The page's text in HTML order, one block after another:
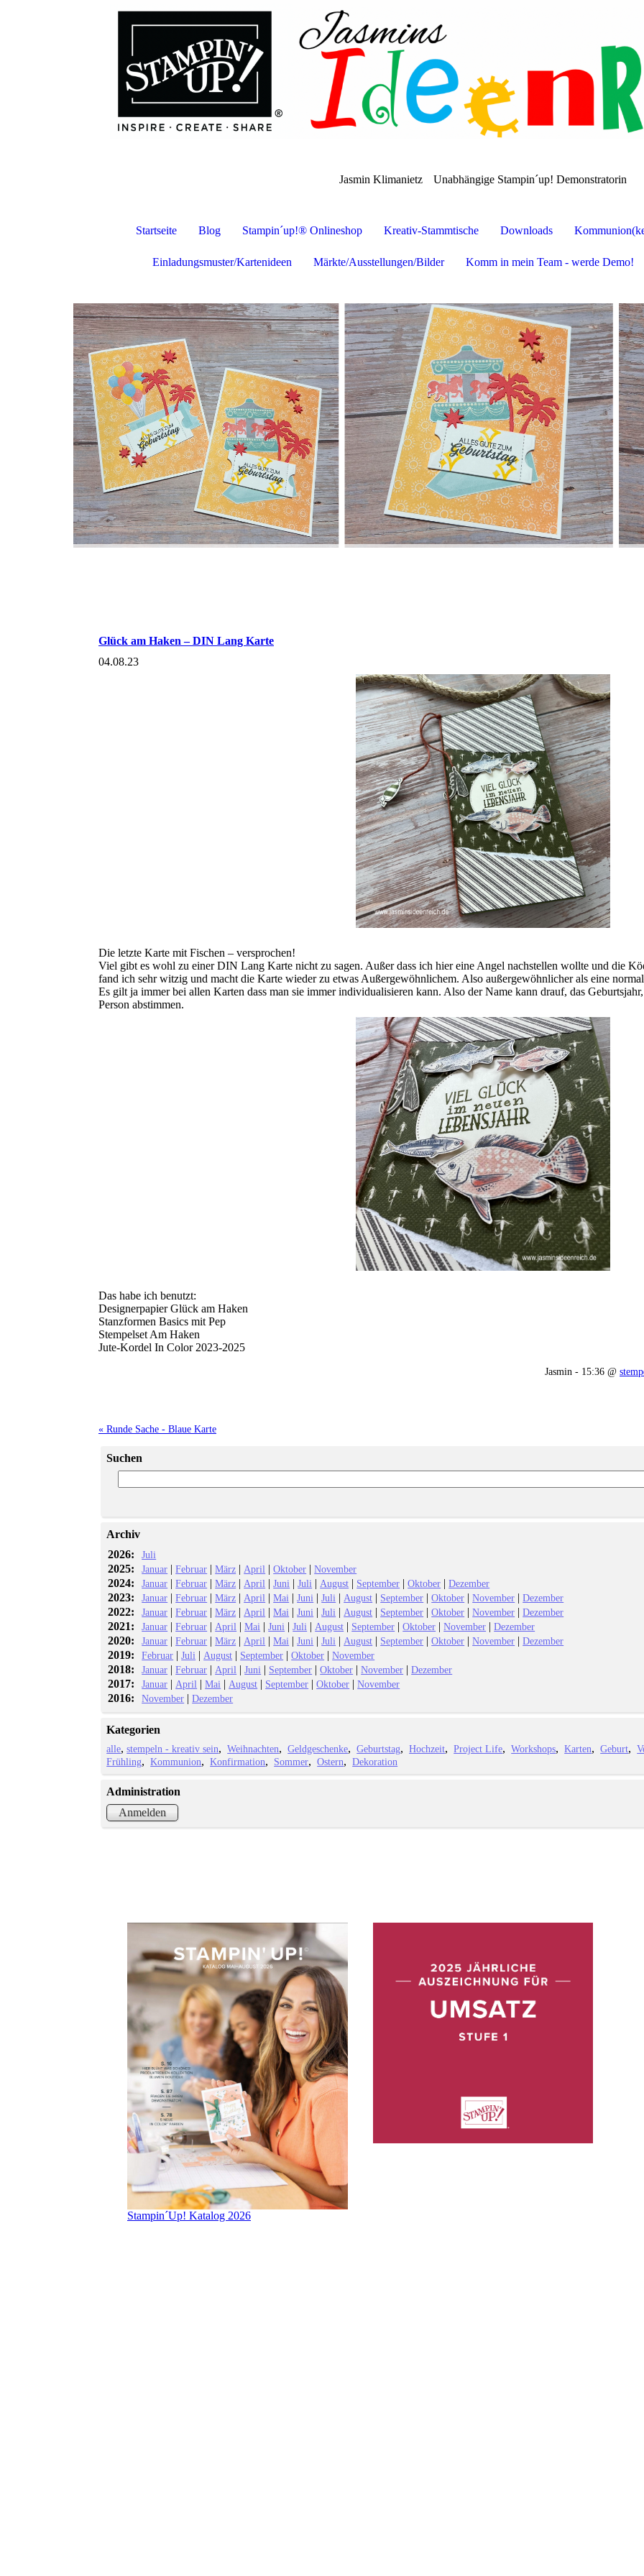
Jasmin Klimanietz Unabhängige Stampin´up! Demonstratorin
Startseite Blog Stampin´up!® Onlineshop Kreativ-Stammtische Downloads
Einladungsmuster/Kartenideen Märkte/Ausstellungen/Bilder Komm in mein Team - werde Demo!
Glück am Haken – DIN Lang Karte
04.08.23
Die letzte Karte mit Fischen – versprochen!
Viel gibt es wohl zu einer DIN Lang Karte nicht zu sagen. Außer dass ich hier eine Angel nachstellen wollte und die
fand ich sehr witzig und macht die Karte wieder zu etwas Außergewöhnlichem. Also außergewöhnlicher als eine
Es gilt ja immer bei allen Karten dass man sie immer individualisieren kann. Also der Name kann drauf, das
Person abstimmen.
Das habe ich benutzt:
Designerpapier Glück am Haken
Stanzformen Basics mit Pep
Stempelset Am Haken
Jute-Kordel In Color 2023-2025
Jasmin - 15:36 @
« Runde Sache - Blaue Karte
Suchen
Archiv
2026:
Juli
2025: Januar |Februar |März | April |Oktober |November
2024: Januar |Februar |März | April |Juni |Juli | August | September |Oktober |Dezember
2023: Januar |Februar |März | April |Mai |Juni |Juli | August | September |Oktober |November |Dezember
2022: Januar |Februar |März | April |Mai |Juni |Juli | August | September |Oktober |November |Dezember
2021: Januar |Februar | April |Mai |Juni |Juli | August | September |Oktober |November |Dezember
2020: Januar |Februar |März | April |Mai |Juni |Juli | August | September |Oktober |November |Dezember
2019: Februar |Juli | August | September |Oktober |November
2018: Januar |Februar | April |Juni | September |Oktober |November |Dezember
2017: Januar | April |Mai | August | September |Oktober |November
2016: November |Dezember
Kategorien
alle stempeln - kreativ sein Weihnachten Geldgeschenke Geburtstag Hochzeit Project Life Workshops Karten Geburt
Frühling
Kommunion Konfirmation Sommer Ostern Dekoration
Administration
Anmelden
Stampin´Up! Katalog 2026